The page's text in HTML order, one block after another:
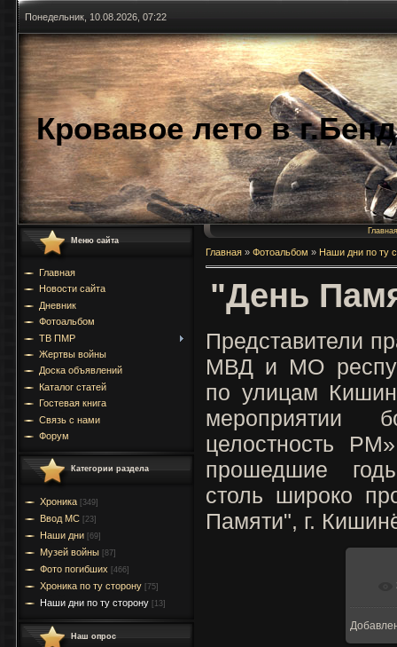
Понедельник, 10.08.2026, 07:22
Кровавое лето в
Меню сайта
Главная
Новости сайта
Дневник
Фотоальбом
ТВ ПМР
Жертвы войны
Доска объявлений
Каталог статей
Гостевая книга
Связь с нами
Форум
Категории раздела
Хроника [349]
Ввод МC [23]
Наши дни [69]
Музей войны [87]
Фото погибших [466]
Хроника по ту сторону [75]
Наши дни по ту сторону [13]
Наш опрос
Главная
Главная » Фотоальбом » Наши дни по ту
"День
Представители
МВД и МО
по улицам
мероприятии
целостность
прошедшие
столь широко
Памяти", г.